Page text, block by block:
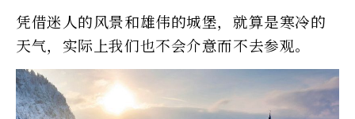
凭借迷人的风景和雄伟的城堡，就算是寒冷的
天气，实际上我们也不会介意而不去参观。